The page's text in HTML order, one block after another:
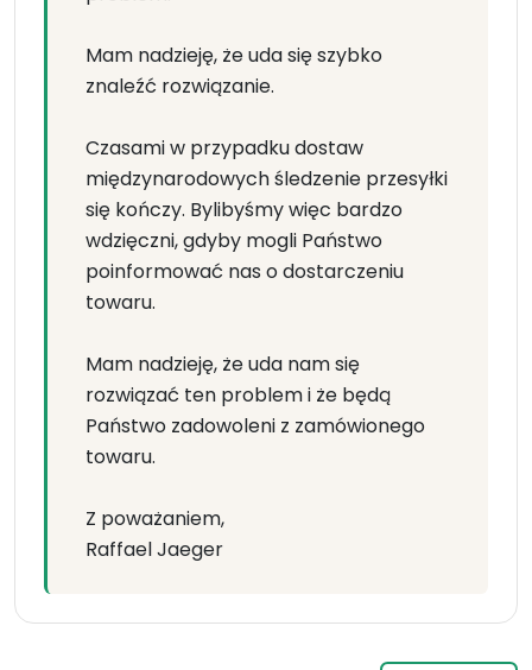
Mam nadzieję, że uda się szybko
znaleźć rozwiązanie.
Czasami w przypadku dostaw
międzynarodowych śledzenie przesyłki
się kończy. Bylibyśmy więc bardzo
wdzięczni, gdyby mogli Państwo
poinformować nas o dostarczeniu
towaru.
Mam nadzieję, że uda nam się
rozwiązać ten problem i że będą
Państwo zadowoleni z zamówionego
towaru.
Z poważaniem,
Raffael Jaeger